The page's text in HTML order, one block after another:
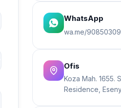
WhatsApp
wa.me/
Ofis
Koza Mah. 1655.
Residence,